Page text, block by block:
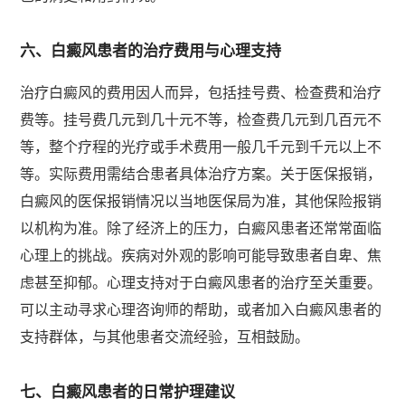
六、白癜风患者的治疗费用与心理支持
治疗白癜风的费用因人而异，包括挂号费、检查费和治疗
费等。挂号费几元到几十元不等，检查费几元到几百元不
等，整个疗程的光疗或手术费用一般几千元到千元以上不
等。实际费用需结合患者具体治疗方案。关于医保报销，
白癜风的医保报销情况以当地医保局为准，其他保险报销
以机构为准。除了经济上的压力，白癜风患者还常常面临
心理上的挑战。疾病对外观的影响可能导致患者自卑、焦
虑甚至抑郁。心理支持对于白癜风患者的治疗至关重要。
可以主动寻求心理咨询师的帮助，或者加入白癜风患者的
支持群体，与其他患者交流经验，互相鼓励。
七、白癜风患者的日常护理建议